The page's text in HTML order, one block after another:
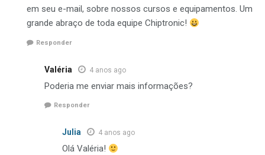
em seu e-mail, sobre nossos cursos e equipamentos. Um
grande abraço de toda equipe Chiptronic!
Responder
Valéria 4 anos ago
Poderia me enviar mais informações?
Responder
Julia 4 anos ago
Olá Valéria!